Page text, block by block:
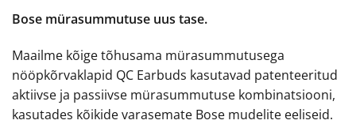
Bose mürasummutuse uus tase.
Maailme kõige tõhusama mürasummutusega
nööpkõrvaklapid QC Earbuds kasutavad patenteeritud
aktiivse ja passiivse mürasummutuse kombinatsiooni,
kasutades kõikide varasemate Bose mudelite eeliseid.